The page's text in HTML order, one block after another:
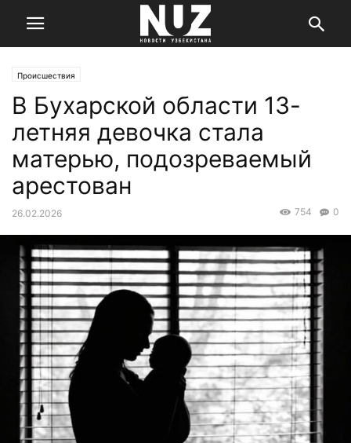
Происшествия
В Бухарской области 13-
летняя девочка стала
матерью, подозреваемый
арестован
26.02.2026 0
754